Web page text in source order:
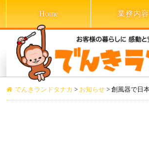
Home 業務内容
でんきランドタナカ > お知らせ >創風器で日